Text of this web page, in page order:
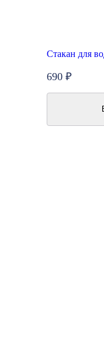
Стакан для
690 ₽